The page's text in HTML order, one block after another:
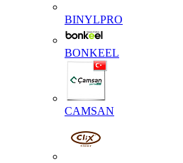
BINYLPRO
BONKEEL
CAMSAN